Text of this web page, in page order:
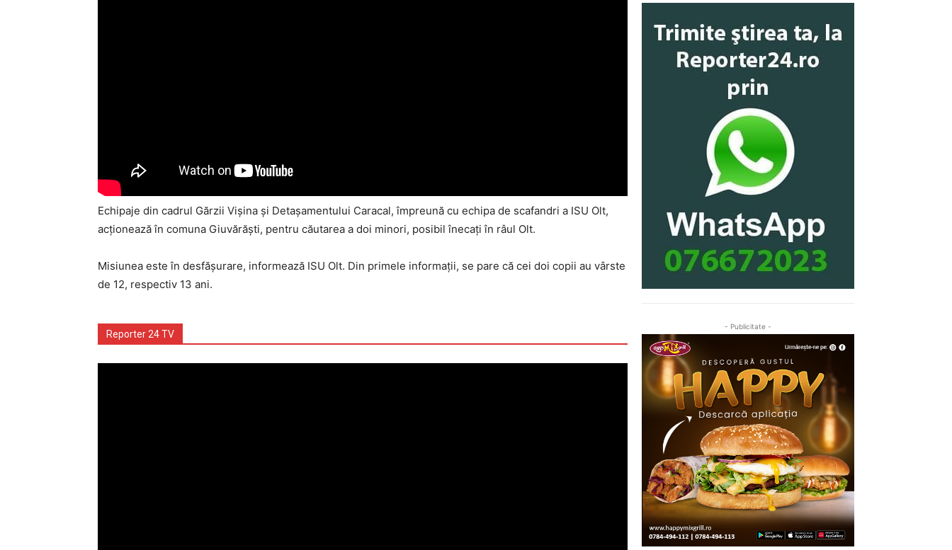
Echipaje din cadrul Gărzii Vișina și Detașamentului Caracal, împreună cu echipa de scafandri a ISU Olt,
acționează în comuna Giuvărăști, pentru căutarea a doi minori, posibil înecați în râul Olt.
Misiunea este în desfășurare, informează ISU Olt. Din primele informaţii, se pare că cei doi copii au vârste
de 12, respectiv 13 ani.
Reporter 24 TV
- Publicitate -